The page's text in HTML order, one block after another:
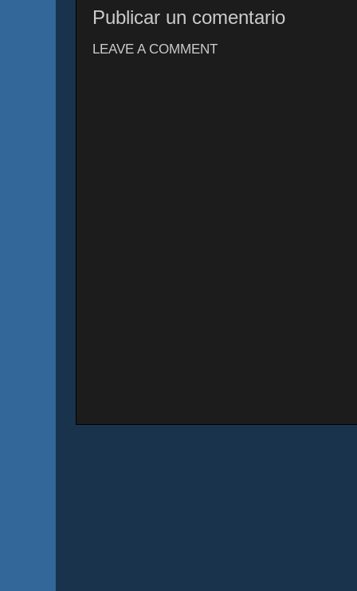
Publicar un comentario
LEAVE A COMMENT